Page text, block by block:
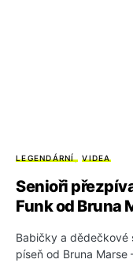
LEGENDÁRNÍ VIDEA
Senioři
Funk od Bruna
Babičky a dědečkové
píseň od Bruna